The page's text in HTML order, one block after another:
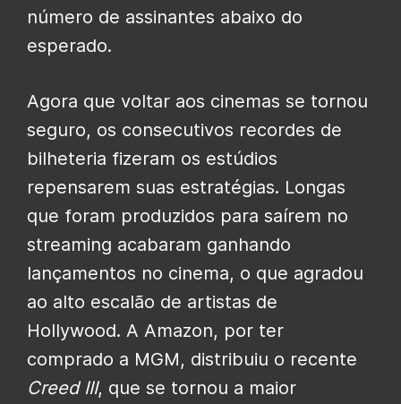
número de assinantes abaixo do
esperado.
Agora que voltar aos cinemas se tornou
seguro, os consecutivos recordes de
bilheteria fizeram os estúdios
repensarem suas estratégias. Longas
que foram produzidos para saírem no
streaming acabaram ganhando
lançamentos no cinema, o que agradou
ao alto escalão de artistas de
Hollywood. A Amazon, por ter
comprado a MGM, distribuiu o recente
Creed III, que se tornou a maior